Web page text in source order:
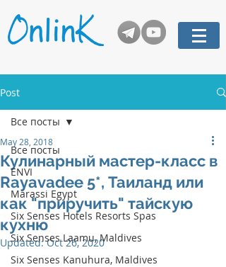
Post
Все посты
ENVI
Marassi Egypt
Six Senses Hotels Resorts Spas
Six Senses Laamu, Maldives
Six Senses Kanuhura, Maldives
Все посты
Кулинарный мастер-класс в
Rayavadee 5*, Таиланд или
как "приручить" тайскую
кухню
May 28, 2018
Updated:Oct 26, 2020